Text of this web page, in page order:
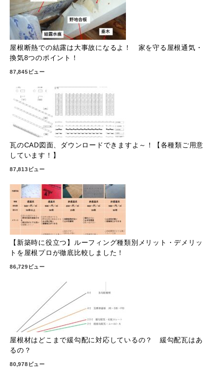
屋根断熱での結露は大事故になるよ！ 家を守る屋根通気・
換気8つのポイント！
87,845ビュー
瓦のCAD図面、ダウンロードできますよ～！【各種類ご用意
しています！】
87,813ビュー
【新築時に役立つ】ルーフィング種類別メリット・デメリッ
トを屋根プロが徹底比較しました！
86,729ビュー
屋根材はどこまで緩勾配に対応しているの？ 緩勾配瓦はあ
るの？
80,978ビュー